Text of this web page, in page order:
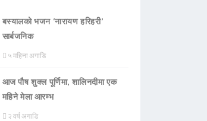
बस्यालको भजन ‘नारायण हरिहरी’
सार्बजनिक
५ महिना अगाडि
आज पौष शुक्ल पूर्णिमा, शालिनदीमा एक
महिने मेला आरम्भ
२ वर्ष अगाडि